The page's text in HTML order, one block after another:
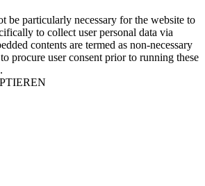
be particularly necessary for the website to
to collect user personal data via
contents are termed as non-necessary
procure user consent prior to running these